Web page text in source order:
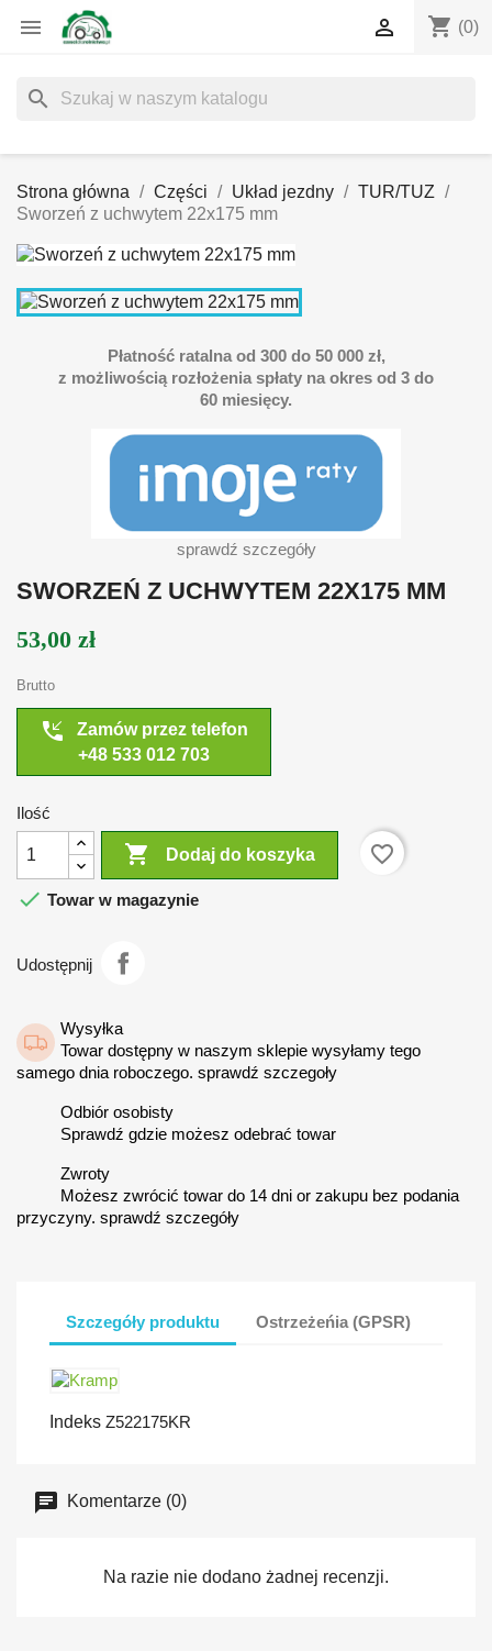
 shopping_cart (0)

search
Strona główna Części Układ jezdny
TUR/TUZ
Sworzeń z uchwytem 22x175 mm
Płatność ratalna od 300 do 50 000 zł,
z możliwością rozłożenia spłaty na okres od 3 do
60 miesięcy.
sprawdź szczegóły
SWORZEŃ Z UCHWYTEM 22X175 MM
53,00 zł
Brutto
phone_callback
Zamów przez telefon
+48 533 012 703
Ilość
 Dodaj do koszyka
favorite_border
 Towar w magazynie
Udostępnij
Wysyłka
Towar dostępny w naszym sklepie wysyłamy tego
samego dnia roboczego. sprawdź szczegoły
Odbiór osobisty
Sprawdź gdzie możesz odebrać towar
Zwroty
Możesz zwrócić towar do 14 dni or zakupu bez podania
przyczyny. sprawdź szczegóły
Szczegóły produktu Ostrzeżeńia (GPSR)
Indeks Z522175KR
Komentarze (0)
Na razie nie dodano żadnej recenzji.